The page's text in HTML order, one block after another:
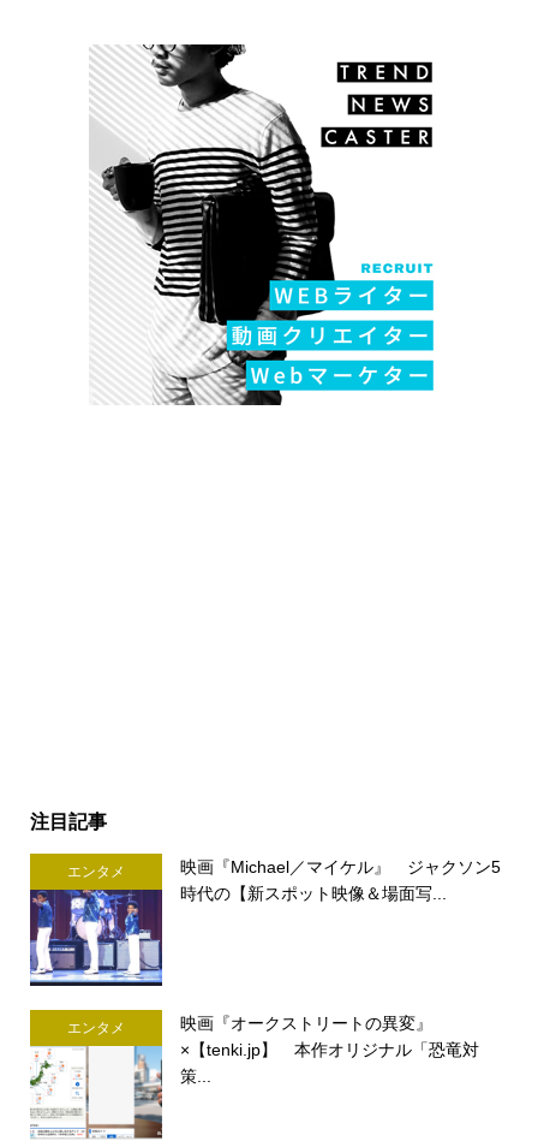
注目記事
エンタメ
映画『Michael／マイケル』 ジャクソン5
時代の【新スポット映像＆場面写...
エンタメ
映画『オークストリートの異変』
×【tenki.jp】 本作オリジナル「恐竜対
策...